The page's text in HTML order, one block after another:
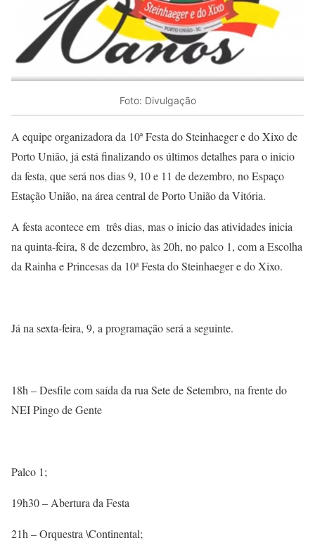
Foto: Divulgação
A equipe organizadora da 10ª Festa do Steinhaeger e do Xixo de
Porto União, já está finalizando os últimos detalhes para o inicio
da festa, que será nos dias 9, 10 e 11 de dezembro, no Espaço
Estação União, na área central de Porto União da Vitória.
A festa acontece em três dias, mas o inicio das atividades inicia
na quinta-feira, 8 de dezembro, às 20h, no palco 1, com a Escolha
da Rainha e Princesas da 10ª Festa do Steinhaeger e do Xixo.
Já na sexta-feira, 9, a programação será a seguinte.
18h – Desfile com saída da rua Sete de Setembro, na frente do
NEI Pingo de Gente
Palco 1;
19h30 – Abertura da Festa
21h – Orquestra \Continental;